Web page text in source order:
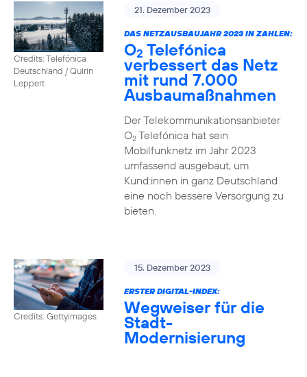
Credits: Telefónica
Deutschland / Quirin
Leppert
21. Dezember 2023
DAS NETZAUSBAUJAHR 2023 IN ZAHLEN:
O2 Telefónica
verbessert das Netz
mit rund 7.000
Ausbaumaßnahmen
Der Telekommunikationsanbieter
O2Telefónica hat sein
Mobilfunknetz im Jahr 2023
umfassend ausgebaut, um
Kund:innen in ganz Deutschland
eine noch bessere Versorgung zu
bieten.
Credits: Gettyimages
15. Dezember 2023
ERSTER DIGITAL-INDEX:
Wegweiser für die
Stadt-
Modernisierung